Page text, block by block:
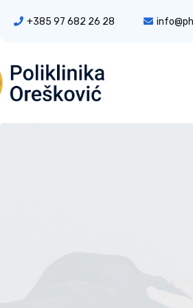
+385 97 682 26 28